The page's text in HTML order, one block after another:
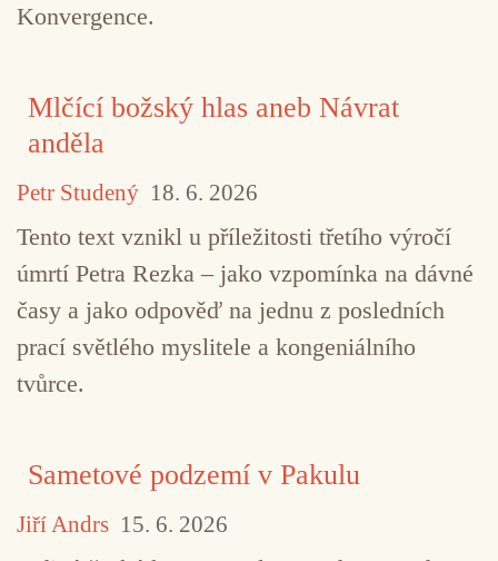
Konvergence.
Mlčící božský hlas aneb Návrat
anděla
Petr Studený 18. 6. 2026
Tento text vznikl u příležitosti třetího výročí
úmrtí Petra Rezka – jako vzpomínka na dávné
časy a jako odpověď na jednu z posledních
prací světlého myslitele a kongeniálního
tvůrce.
Sametové podzemí v Pakulu
Jiří Andrs 15. 6. 2026